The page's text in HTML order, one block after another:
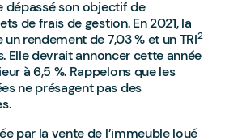
son objectif de
de frais de gestion. En 2021, la
rendement de 7,03 % et un TRI2
Elle devrait annoncer cette année
à 6,5 %. Rappelons que les
ne présagent pas des
par la vente de l’immeuble loué